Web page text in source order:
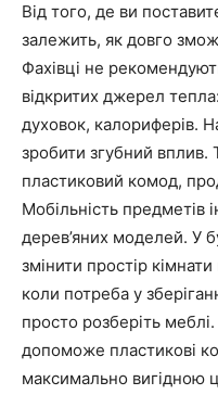
Від того, де ви
залежить, як довго
Фахівці не
відкритих джерел
духовок, калориферів.
зробити згубний
пластиковий комод,
Мобільність предметів
дерев’яних моделей. У
змінити простір
коли потреба у
просто розберіть
допоможе пластикові
максимально вигідною